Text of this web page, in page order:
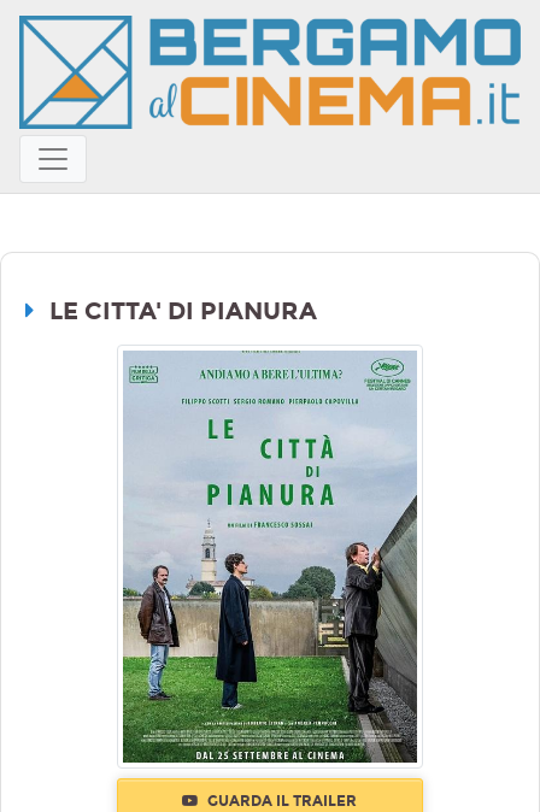
LE CITTA' DI PIANURA
GUARDA IL TRAILER